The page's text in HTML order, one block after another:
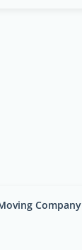
Company